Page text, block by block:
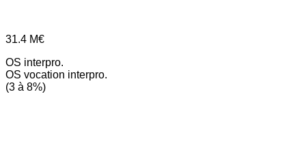
31.4 M€
OS interpro.
OS vocation interpro.
(3 à 8%)